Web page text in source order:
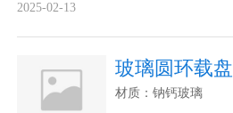
2025-02-13
玻璃圆环载盘
材质：钠钙玻璃